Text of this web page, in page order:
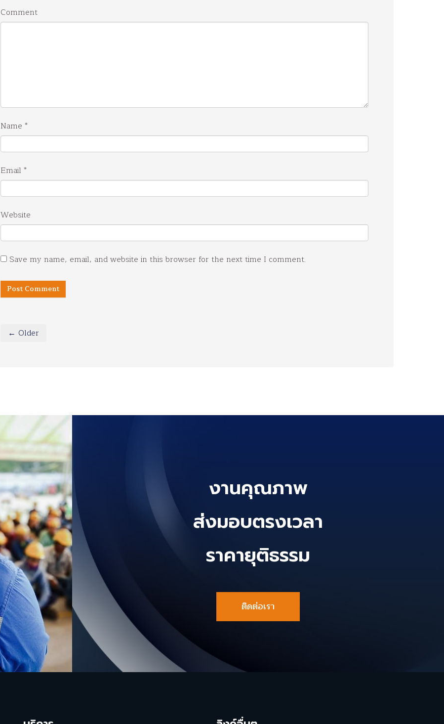
Comment
Name *
Email *
Website
Save my name, email, and website in this browser for the next time I comment.
← Older
งานคุณภาพ
ส่งมอบตรงเวลา
ราคายุติธรรม
ติดต่อเรา